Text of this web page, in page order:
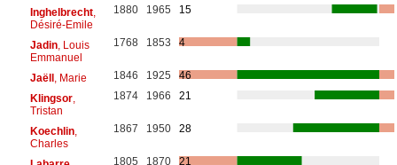
Inghelbrecht,
Désiré-Emile
1880 1965 15
Jadin, Louis
Emmanuel
1768 1853 4
Jaëll, Marie 1846 1925
46
Klingsor,
Tristan
1874 1966 21
Koechlin,
Charles
1867 1950 28
1805 1870 21